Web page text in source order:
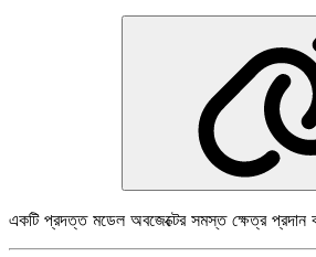
একটি প্রদত্ত মডেল অবজেক্টের সমস্ত ক্ষেত্র প্রদান